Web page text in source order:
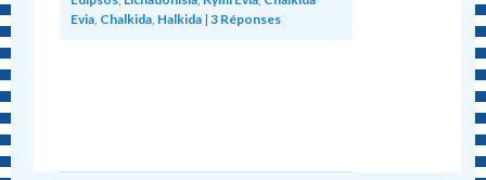
Evia, Chalkida, Halkida |3 Réponses